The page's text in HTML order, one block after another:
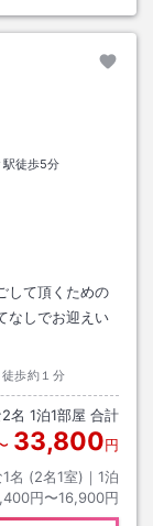
駅徒歩5分
して頂くための
なしでお迎えい
歩約１分
2名 1泊1部屋 合計
33,800円
名 (2名1室)｜ 1泊
円〜16,900円